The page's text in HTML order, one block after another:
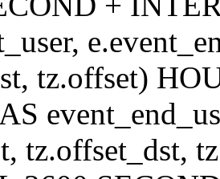
tz.offset)
tz.offset_dst,